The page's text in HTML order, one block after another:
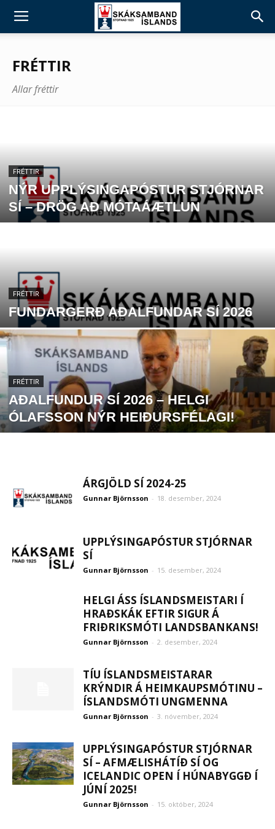
FRÉTTIR
Allar fréttir
FRÉTTIR
NÝR UPPLÝSINGAPÓSTUR STJÓRNAR
SÍ – DRÖG AÐ MÓTAÁÆTLUN
FRÉTTIR
FUNDARGERÐ AÐALFUNDAR SÍ 2026
FRÉTTIR
AÐALFUNDUR SÍ 2026 – HELGI
ÓLAFSSON NÝR HEIÐURSFÉLAGI!
ÁRGJÖLD SÍ 2024-25
Gunnar Björnsson - 18. desember, 2024
UPPLÝSINGAPÓSTUR STJÓRNAR
SÍ
Gunnar Björnsson - 15. desember, 2024
HELGI ÁSS ÍSLANDSMEISTARI Í
HRAÐSKÁK EFTIR SIGUR Á
FRIÐRIKSMÓTI LANDSBANKANS!
Gunnar Björnsson - 2. desember, 2024
TÍU ÍSLANDSMEISTARAR
KRÝNDIR Á HEIMKAUPSMÓTINU –
ÍSLANDSMÓTI UNGMENNA
Gunnar Björnsson - 3. nóvember, 2024
UPPLÝSINGAPÓSTUR STJÓRNAR
SÍ – AFMÆLISHÁTÍÐ SÍ OG
ICELANDIC OPEN Í HÚNABYGGÐ Í
JÚNÍ 2025!
Gunnar Björnsson - 15. október, 2024